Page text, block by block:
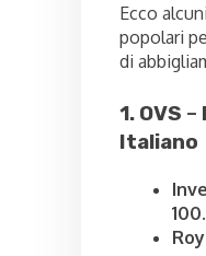
Ecco
popolari
di
1. OVS –
Italiano